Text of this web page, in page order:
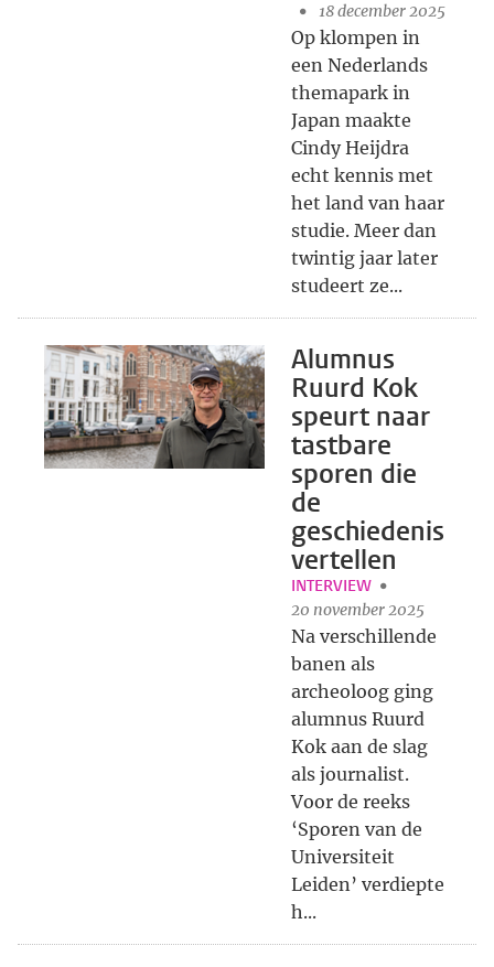
18 december 2025
Op klompen in
een Nederlands
themapark in
Japan maakte
Cindy Heijdra
echt kennis met
het land van haar
studie. Meer dan
twintig jaar later
studeert ze...
Alumnus
Ruurd Kok
speurt naar
tastbare
sporen die
de
geschiedenis
vertellen
INTERVIEW
20 november 2025
Na verschillende
banen als
archeoloog ging
alumnus Ruurd
Kok aan de slag
als journalist.
Voor de reeks
‘Sporen van de
Universiteit
Leiden’ verdiepte
h...